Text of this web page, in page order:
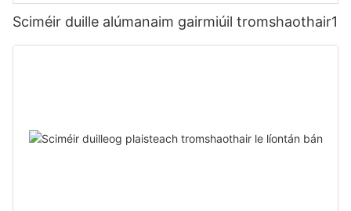
Sciméir duille alúmanaim gairmiúil tromshaothair1